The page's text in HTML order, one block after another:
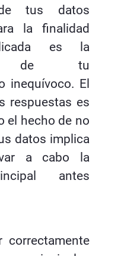
tus datos
la finalidad
es la
de tu
inequívoco. El
respuestas es
el hecho de no
datos implica
a cabo la
antes
correctamente